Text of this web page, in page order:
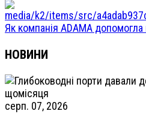
Як компанія ADAMA
НОВИНИ
серп. 07, 2026